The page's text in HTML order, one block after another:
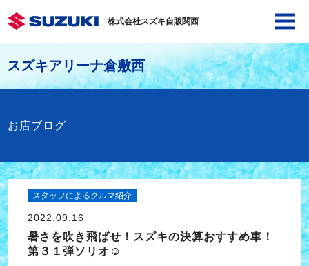
株式会社スズキ自販関西
スズキアリーナ倉敷西
お店ブログ
スタッフによるクルマ紹介
2022.09.16
暑さを吹き飛ばせ！スズキの決算おすすめ車！
第３１弾ソリオ☺